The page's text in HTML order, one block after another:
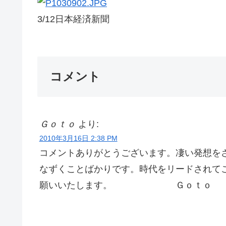
3/12日本経済新聞
コメント
Ｇｏｔｏ より:
2010年3月16日 2:38 PM
コメントありがとうございます。凄い発想
なずくことばかりです。時代をリードされ
願いいたします。 Ｇｏｔｏ